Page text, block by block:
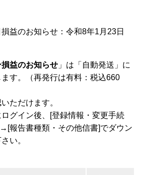
益のお知らせ：令和8年1月23日
益のお知らせ 」は「自動発送」に
す。（再発行は有料：税込660
ただけます。
ログイン後、[登録情報・変更手続
報告書種類・その他信書]でダウン
い。